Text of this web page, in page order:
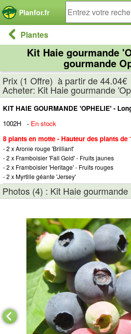
Planfor.fr
Plantes
Kit Haie gourmande
gourmande
Prix (1 Offre) à partir de 44.04€
Acheter: Kit Haie gourmande
KIT HAIE GOURMANDE 'OPHELIE' -
1002H
- En stock
8 plants en motte - Hauteur des plants de
- 2 x Aronie rouge 'Brilliant'
- 2 x Framboisier 'Fall Gold' - Fruits jaunes
- 2 x Framboisier 'Heritage' - Fruits rouges
- 2 x Myrtille géante 'Jersey'
Photos (4) : Kit Haie gourmande
Panneau de gestion des cookies